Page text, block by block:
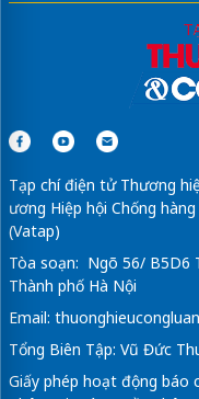
Tạp chí điện tử Thương
ương Hiệp hội Chống
(Vatap)
Tòa soạn: Ngõ 56/ B5D6
Thành phố Hà Nội
Email:
Tổng Biên Tập: Vũ Đức
Giấy phép hoạt động báo